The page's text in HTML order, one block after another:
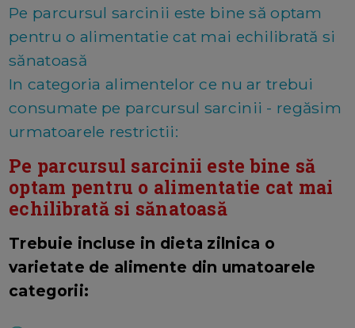
Pe parcursul sarcinii este bine să optam
pentru o alimentatie cat mai echilibrată si
sănatoasă
In categoria alimentelor ce nu ar trebui
consumate pe parcursul sarcinii - regăsim
urmatoarele restrictii:
Pe parcursul sarcinii este bine să
optam pentru o alimentatie cat mai
echilibrată si sănatoasă
Trebuie incluse in dieta zilnica o
varietate de alimente din umatoarele
categorii: